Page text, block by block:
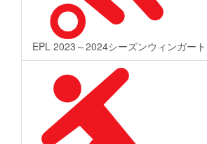
EPL 2023～2024シーズンウィンガー